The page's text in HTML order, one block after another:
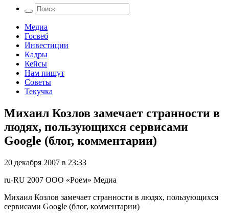
Медиа
Госвеб
Инвестиции
Кадры
Кейсы
Нам пишут
Советы
Текучка
Михаил Козлов замечает странности в
людях, пользующихся сервисами
Google (блог, комментарии)
20 декабря 2007 в 23:33
ru-RU 2007 ООО «Роем» Медиа
Михаил Козлов замечает странности в людях, пользующихся
сервисами Google (блог, комментарии)